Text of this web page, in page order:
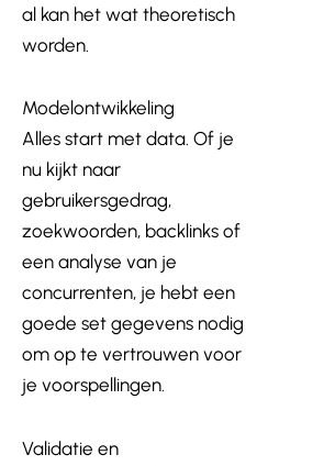
al kan het wat theoretisch
worden.
Modelontwikkeling
Alles start met data. Of je
nu kijkt naar
gebruikersgedrag,
zoekwoorden, backlinks of
een analyse van je
concurrenten, je hebt een
goede set gegevens nodig
om op te vertrouwen voor
je voorspellingen.
Validatie en